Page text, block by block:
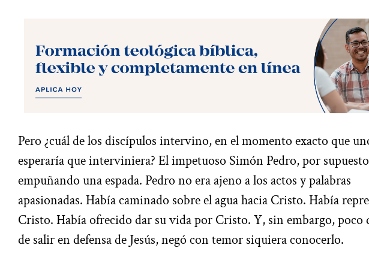
Pero ¿cuál de los discípulos intervino, en el momento exacto que
esperaría que interviniera? El impetuoso Simón Pedro, por
empuñando una espada. Pedro no era ajeno a los actos y palabras
apasionadas. Había caminado sobre el agua hacia Cristo. Había
Cristo. Había ofrecido dar su vida por Cristo. Y, sin embargo, poco
de salir en defensa de Jesús, negó con temor siquiera conocerlo.